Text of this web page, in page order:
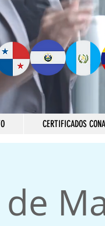
CERTIFICADOS